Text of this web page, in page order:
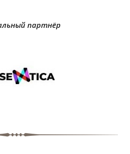
партнёр